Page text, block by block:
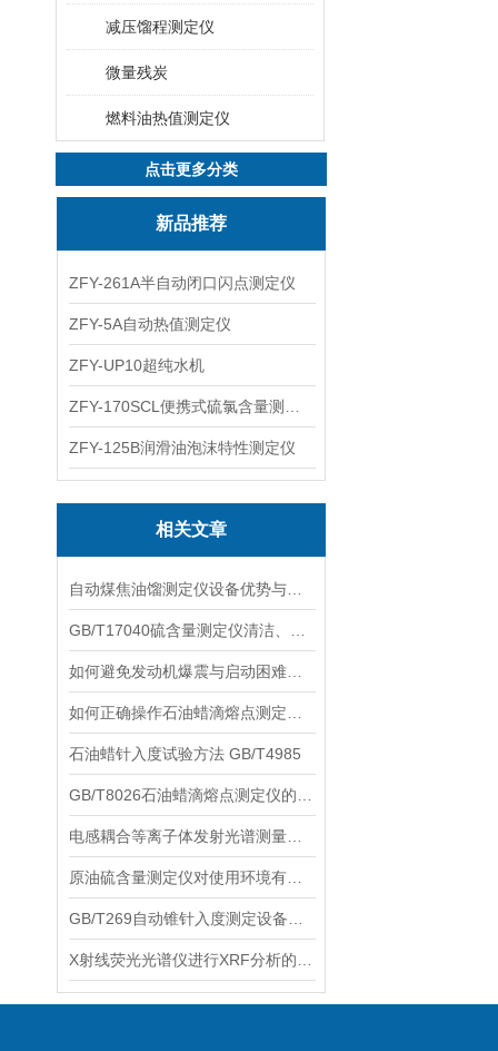
减压馏程测定仪
微量残炭
燃料油热值测定仪
点击更多分类
新品推荐
ZFY-261A半自动闭口闪点测定仪
ZFY-5A自动热值测定仪
ZFY-UP10超纯水机
ZFY-125B润滑油泡沫特性测定仪
相关文章
石油蜡针入度试验方法 GB/T4985